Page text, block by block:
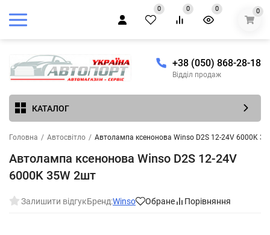
0 0 0 0
+38 (050) 868-28-18
Відділ продаж
КАТАЛОГ
Головна / Автосвітло / Автолампа ксенонова Winso D2S 12-24V 6000K
Автолампа ксенонова Winso D2S 12-24V
6000K 35W 2шт
Залишити відгукБренд:Winso Обране Порівняння